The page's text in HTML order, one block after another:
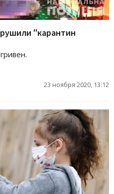
"карантин
23 ноября 2020, 13:12